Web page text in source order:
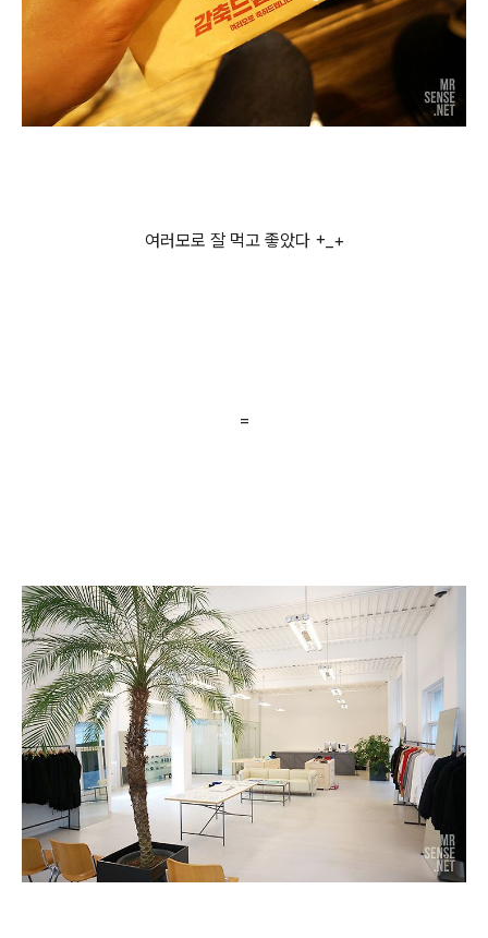
여러모로 잘 먹고 좋았다 +_+
=